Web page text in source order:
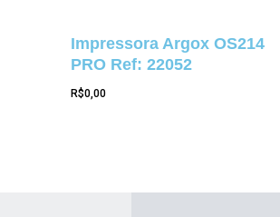
Impressora Argox OS214
PRO Ref: 22052
R$0,00